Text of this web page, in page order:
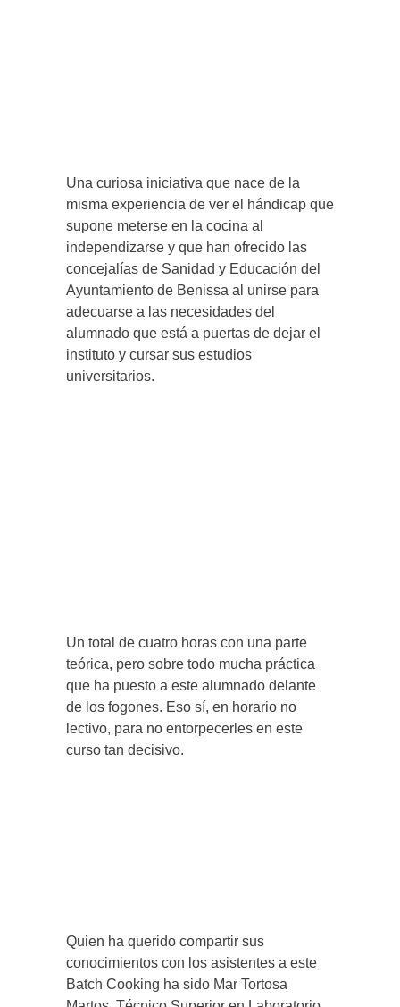
Una curiosa iniciativa que nace de la
misma experiencia de ver el hándicap que
supone meterse en la cocina al
independizarse y que han ofrecido las
concejalías de Sanidad y Educación del
Ayuntamiento de Benissa al unirse para
adecuarse a las necesidades del
alumnado que está a puertas de dejar el
instituto y cursar sus estudios
universitarios.
Un total de cuatro horas con una parte
teórica, pero sobre todo mucha práctica
que ha puesto a este alumnado delante
de los fogones. Eso sí, en horario no
lectivo, para no entorpecerles en este
curso tan decisivo.
Quien ha querido compartir sus
conocimientos con los asistentes a este
Batch Cooking ha sido Mar Tortosa